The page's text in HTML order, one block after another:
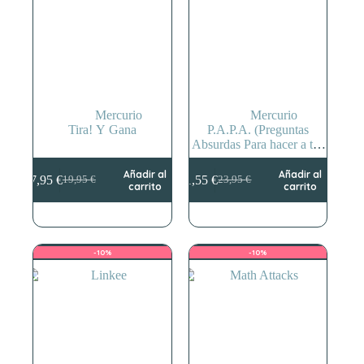
Mercurio
Tira! Y Gana
19,95€
El
precio
era:
19,95 €.
17,95 €El
precio
es:
17,95 €.
Añadir al
carrito
Mercurio
P.A.P.A. (Preguntas
Absurdas Para hacer a tus
Amigos)
23,95€
El
precio
era:
23,95 €.
21,55€El
precio
es:
21,55 €.
Añadir al
carrito
-10% -10%